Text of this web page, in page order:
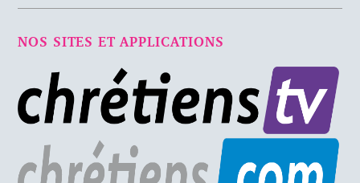
NOS SITES ET APPLICATIONS